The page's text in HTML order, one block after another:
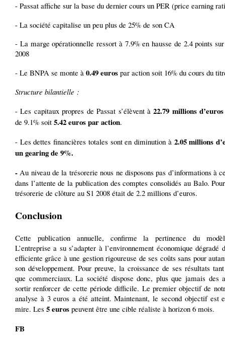
- Passat affiche sur la base du dernier cours un PER (price earning
- La société capitalise un peu plus de 25% de son CA
- La marge opérationnelle ressort à 7.9% en hausse de 2.4 points
2008
- Le BNPA se monte à 0.49 euros par action soit 16% du cours du
Structure bilantielle :
- Les capitaux propres de Passat s’élèvent à22.79 millions d’euros
de 9.1% soit 5.42 euros par action.
- Les dettes financières totales sont en diminution à 2.05 millions
un gearing de 9%.
-Au niveau de la trésorerie nous ne disposons pas d’informations à
dans l’attente de la publication des comptes consolidés au Balo.
trésorerie de clôture au S1 2008 était de 2.2 millions d’euros.
Conclusion
Cette publication annuelle, confirme la pertinence du
L’entreprise a su s’adapter à l’environnement économique dégradé
efficiente grâce à une gestion rigoureuse de ses coûts sans pour
son développement. Pour preuve, la croissance de ses résultats
que commerciaux. La société dispose donc, plus que jamais des
sortir renforcer de cette période difficile. Le premier objectif de
analyse à 3 euros a été atteint. Maintenant, le second objectif est
mire. Les 5 euros peuvent être une cible réaliste à horizon 6 mois.
FB